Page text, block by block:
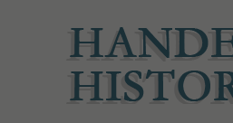
innehållet